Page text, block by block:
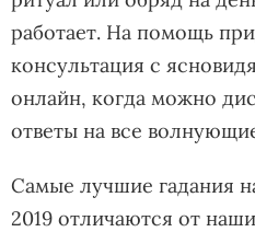
работает. На помощь
консультация с
онлайн, когда можно
ответы на все
Самые лучшие гадания
2019 отличаются от